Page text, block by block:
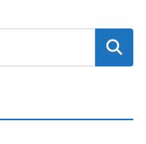
Search